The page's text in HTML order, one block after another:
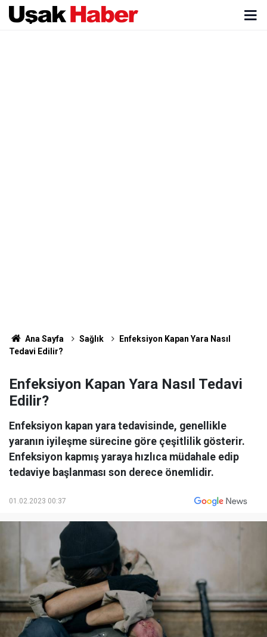
Ana Sayfa Sağlık
Enfeksiyon Kapan Yara Nasıl
Tedavi Edilir?
Enfeksiyon Kapan Yara Nasıl Tedavi
Edilir?
Enfeksiyon kapan yara tedavisinde, genellikle
yaranın iyileşme sürecine göre çeşitlilik gösterir.
Enfeksiyon kapmış yaraya hızlıca müdahale edip
tedaviye başlanması son derece önemlidir.
01.02.2023 00:37